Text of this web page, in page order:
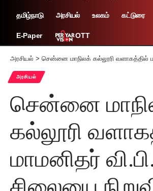
தமிழ்நாடு அரசியல் உலகம் கட்டுரை
E-Paper OTT
அரசியல் > சென்னை மாநிலக் கல்லூரி வளாகத்தில் மாமனிதர் வி.பி.சிங் சிலையை நிறுவிட ஆணையிட்ட
அரசியல்
சென்னை
கல்லூரி
மாமனிதர்